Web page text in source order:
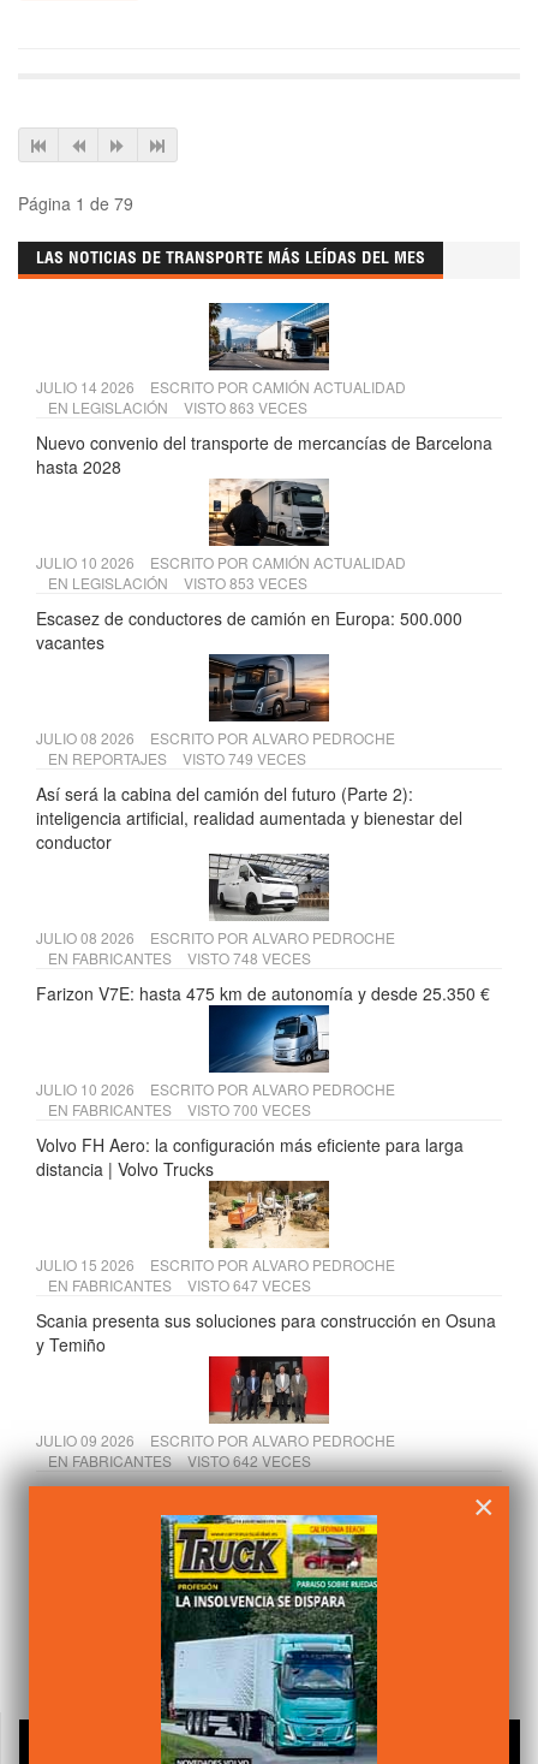
Página 1 de 79
LAS NOTICIAS DE TRANSPORTE MÁS LEÍDAS DEL MES
JULIO 14 2026 ESCRITO POR CAMIÓN ACTUALIDAD
EN LEGISLACIÓN VISTO 863 VECES
Nuevo convenio del transporte de mercancías de Barcelona
hasta 2028
JULIO 10 2026 ESCRITO POR CAMIÓN ACTUALIDAD
EN LEGISLACIÓN VISTO 853 VECES
Escasez de conductores de camión en Europa: 500.000
vacantes
JULIO 08 2026 ESCRITO POR ALVARO PEDROCHE
EN REPORTAJES VISTO 749 VECES
Así será la cabina del camión del futuro (Parte 2):
inteligencia artificial, realidad aumentada y bienestar del
conductor
JULIO 08 2026 ESCRITO POR ALVARO PEDROCHE
EN FABRICANTES VISTO 748 VECES
Farizon V7E: hasta 475 km de autonomía y desde 25.350 €
JULIO 10 2026 ESCRITO POR ALVARO PEDROCHE
EN FABRICANTES VISTO 700 VECES
Volvo FH Aero: la configuración más eficiente para larga
distancia | Volvo Trucks
JULIO 15 2026 ESCRITO POR ALVARO PEDROCHE
EN FABRICANTES VISTO 647 VECES
Scania presenta sus soluciones para construcción en Osuna
y Temiño
JULIO 09 2026 ESCRITO POR ALVARO PEDROCHE
ENFABRICANTES VISTO 642 VECES
Renault Trucks España muestra su nueva sede de Getafe a
la Comunidad de Madrid
ESCRITO PORCAMIÓN ACTUALIDAD
LEGISLACIÓN VISTO 638 VECES
Tres cambios clave para el transporte de mercancías desde
×